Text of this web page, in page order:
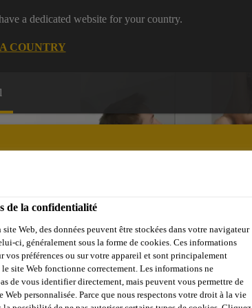
a dedicated website for your country.
COUNTRY
de la confidentialité
Web, des données peuvent être stockées dans votre navigateur
ci, généralement sous la forme de cookies. Ces informations
vos préférences ou sur votre appareil et sont principalement
le site Web fonctionne correctement. Les informations ne
de vous identifier directement, mais peuvent vous permettre de
Web personnalisée. Parce que nous respectons votre droit à la vie